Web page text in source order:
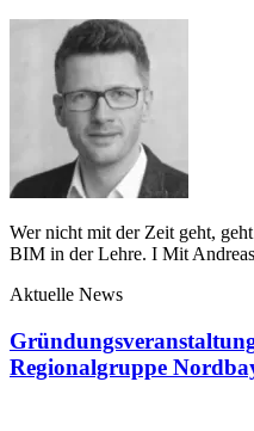
Wer nicht mit der Zeit geht,
BIM in der Lehre. I Mit
Aktuelle News
Regionalgruppe